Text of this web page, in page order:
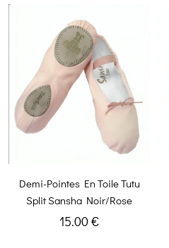
Demi-Pointes En Toile Tutu
Split Sansha Noir/Rose
15.00 €